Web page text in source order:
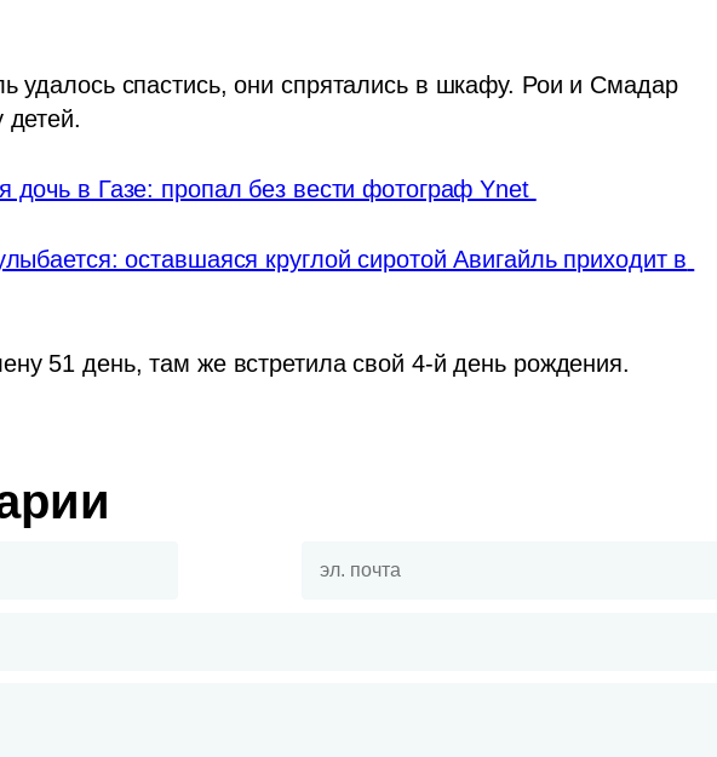
удалось спастись, они спрятались в шкафу. Рои и Смадар
детей.
дочь в Газе: пропал без вести фотограф Ynet
оставшаяся круглой сиротой Авигайль приходит в
51 день, там же встретила свой 4-й день рождения.